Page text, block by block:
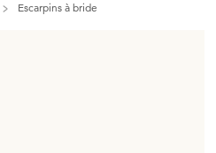
Escarpins à bride